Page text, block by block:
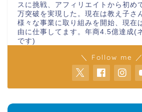
スに挑戦、アフィリエイトから初め
万突破を実現した。現在は教え子さ
様々な事業に取り組みを開始、現在
由に仕事してます。年商4.5億達成(
です)
＼ Follow me ／